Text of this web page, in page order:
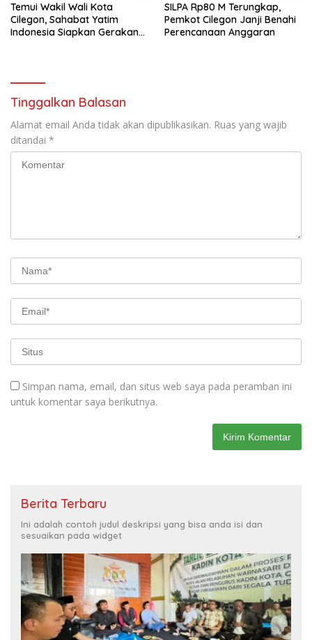
Temui Wakil Wali Kota
Cilegon, Sahabat Yatim
Indonesia Siapkan Gerakan
SILPA Rp80 M Terungkap,
Pemkot Cilegon Janji Benahi
Perencanaan Anggaran
Tinggalkan Balasan
Alamat email Anda tidak akan dipublikasikan. Ruas yang wajib
ditandai *
Simpan nama, email, dan situs web saya pada peramban ini
untuk komentar saya berikutnya.
Berita Terbaru
Ini adalah contoh judul deskripsi yang bisa anda isi dan
sesuaikan pada widget